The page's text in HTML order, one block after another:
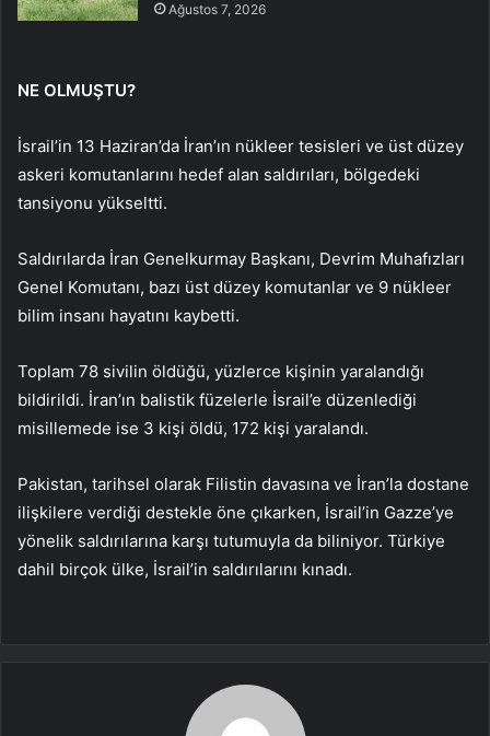
Ağustos 7, 2026
NE OLMUŞTU?
İsrail’in 13 Haziran’da İran’ın nükleer tesisleri ve üst düzey
askeri komutanlarını hedef alan saldırıları, bölgedeki
tansiyonu yükseltti.
Saldırılarda İran Genelkurmay Başkanı, Devrim Muhafızları
Genel Komutanı, bazı üst düzey komutanlar ve 9 nükleer
bilim insanı hayatını kaybetti.
Toplam 78 sivilin öldüğü, yüzlerce kişinin yaralandığı
bildirildi. İran’ın balistik füzelerle İsrail’e düzenlediği
misillemede ise 3 kişi öldü, 172 kişi yaralandı.
Pakistan, tarihsel olarak Filistin davasına ve İran’la dostane
ilişkilere verdiği destekle öne çıkarken, İsrail’in Gazze’ye
yönelik saldırılarına karşı tutumuyla da biliniyor. Türkiye
dahil birçok ülke, İsrail’in saldırılarını kınadı.